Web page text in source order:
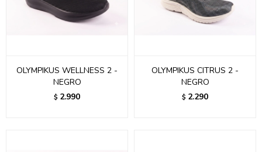
OLYMPIKUS WELLNESS 2 -
NEGRO
$ 2.990
OLYMPIKUS CITRUS 2 -
NEGRO
$ 2.290